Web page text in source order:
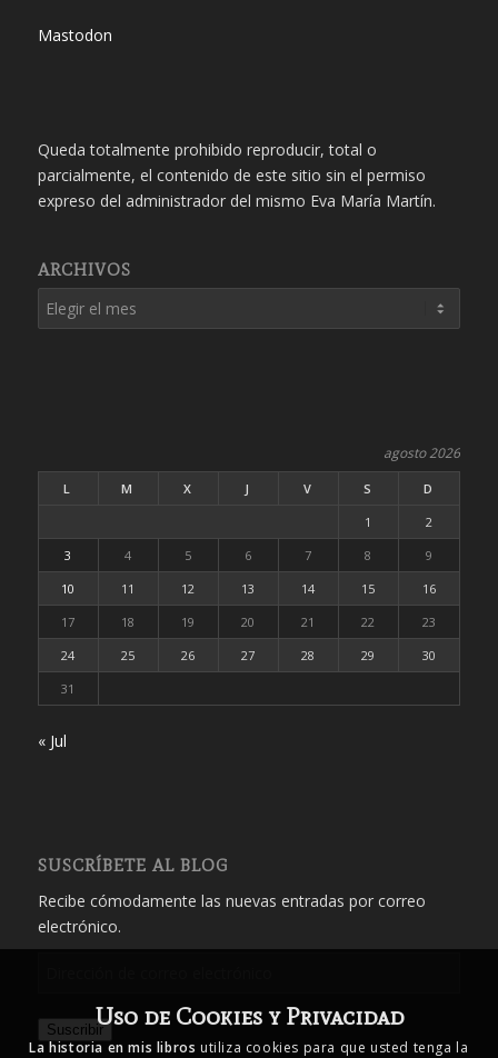
Mastodon
Queda totalmente prohibido reproducir, total o
parcialmente, el contenido de este sitio sin el permiso
expreso del administrador del mismo Eva María Martín.
ARCHIVOS
agosto 2026
L M X J V S
D
1
2
3
4 5 6 7 8
9
10
11 12 13 14 15
16
17
18 19 20 21 22
23
24
25 26 27 28 29
30
31
« Jul
SUSCRÍBETE AL BLOG
Recibe cómodamente las nuevas entradas por correo
electrónico.
correo
electrónico
SuscribirUso de Cookies y Privacidad
La historia en mis libros utiliza cookies para que usted tenga la